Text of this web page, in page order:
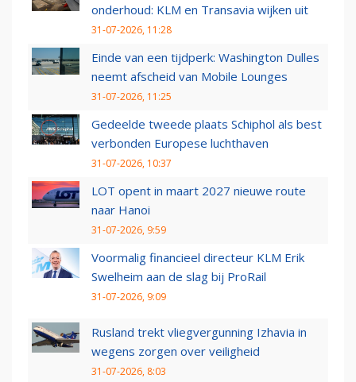
onderhoud: KLM en Transavia wijken uit
31-07-2026, 11:28
Einde van een tijdperk: Washington Dulles
neemt afscheid van Mobile Lounges
31-07-2026, 11:25
Gedeelde tweede plaats Schiphol als best
verbonden Europese luchthaven
31-07-2026, 10:37
LOT opent in maart 2027 nieuwe route
naar Hanoi
31-07-2026, 9:59
Voormalig financieel directeur KLM Erik
Swelheim aan de slag bij ProRail
31-07-2026, 9:09
Rusland trekt vliegvergunning Izhavia in
wegens zorgen over veiligheid
31-07-2026, 8:03